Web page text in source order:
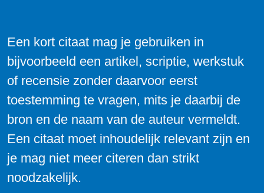
Een kort citaat mag je gebruiken in
bijvoorbeeld een artikel, scriptie, werkstuk
of recensie zonder daarvoor eerst
toestemming te vragen, mits je daarbij de
bron en de naam van de auteur vermeldt.
Een citaat moet inhoudelijk relevant zijn en
je mag niet meer citeren dan strikt
noodzakelijk.